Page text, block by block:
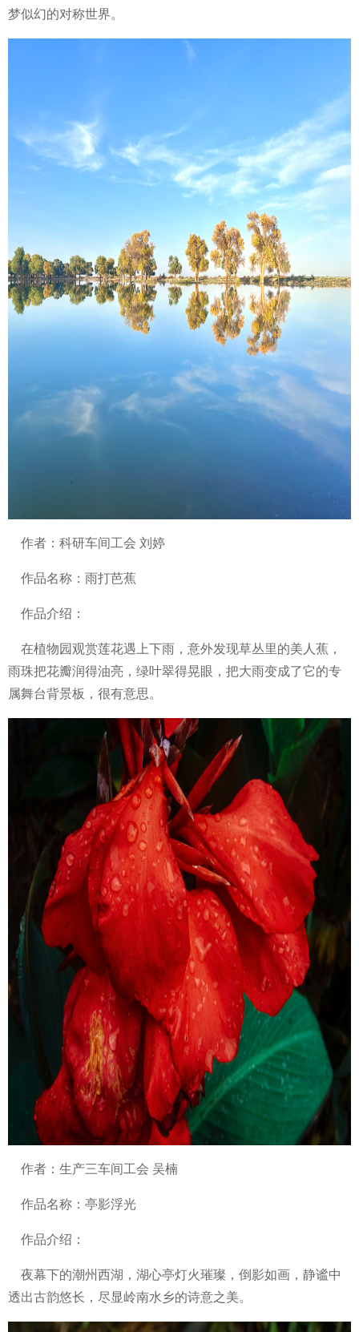
梦似幻的对称世界。
作者：科研车间工会 刘婷
作品名称：雨打芭蕉
作品介绍：
在植物园观赏莲花遇上下雨，意外发现草丛里的美人蕉，
雨珠把花瓣润得油亮，绿叶翠得晃眼，把大雨变成了它的专
属舞台背景板，很有意思。
作者：生产三车间工会 吴楠
作品名称：亭影浮光
作品介绍：
夜幕下的潮州西湖，湖心亭灯火璀璨，倒影如画，静谧中
透出古韵悠长，尽显岭南水乡的诗意之美。